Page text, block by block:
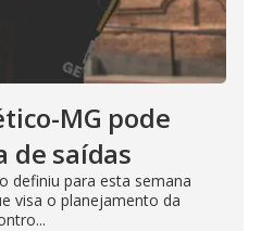
MG pode
de saídas
definiu para esta semana
visa o planejamento da